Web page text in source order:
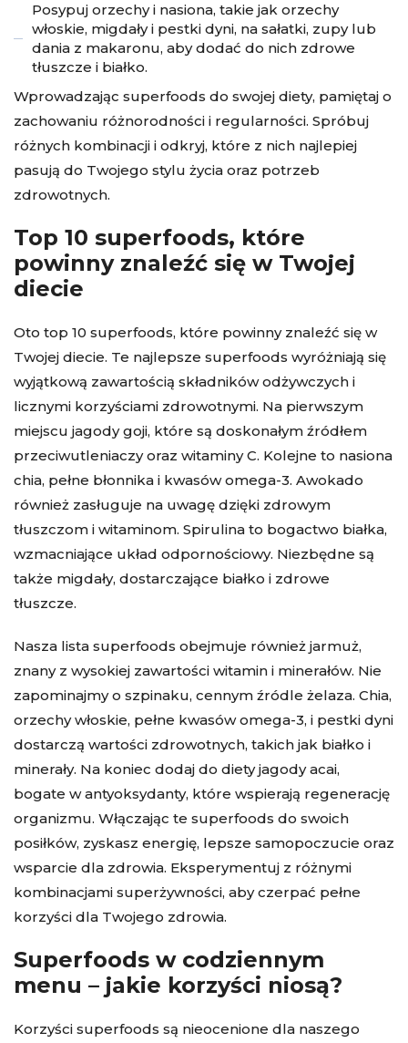
Posypuj orzechy i nasiona, takie jak orzechy
włoskie, migdały i pestki dyni, na sałatki, zupy lub
dania z makaronu, aby dodać do nich zdrowe
tłuszcze i białko.
Wprowadzając superfoods do swojej diety, pamiętaj o
zachowaniu różnorodności i regularności. Spróbuj
różnych kombinacji i odkryj, które z nich najlepiej
pasują do Twojego stylu życia oraz potrzeb
zdrowotnych.
Top 10 superfoods, które
powinny znaleźć się w Twojej
diecie
Oto top 10 superfoods, które powinny znaleźć się w
Twojej diecie. Te najlepsze superfoods wyróżniają się
wyjątkową zawartością składników odżywczych i
licznymi korzyściami zdrowotnymi. Na pierwszym
miejscu jagody goji, które są doskonałym źródłem
przeciwutleniaczy oraz witaminy C. Kolejne to nasiona
chia, pełne błonnika i kwasów omega-3. Awokado
również zasługuje na uwagę dzięki zdrowym
tłuszczom i witaminom. Spirulina to bogactwo białka,
wzmacniające układ odpornościowy. Niezbędne są
także migdały, dostarczające białko i zdrowe
tłuszcze.
Nasza lista superfoods obejmuje również jarmuż,
znany z wysokiej zawartości witamin i minerałów. Nie
zapominajmy o szpinaku, cennym źródle żelaza. Chia,
orzechy włoskie, pełne kwasów omega-3, i pestki dyni
dostarczą wartości zdrowotnych, takich jak białko i
minerały. Na koniec dodaj do diety jagody acai,
bogate w antyoksydanty, które wspierają regenerację
organizmu. Włączając te superfoods do swoich
posiłków, zyskasz energię, lepsze samopoczucie oraz
wsparcie dla zdrowia. Eksperymentuj z różnymi
kombinacjami superżywności, aby czerpać pełne
korzyści dla Twojego zdrowia.
Superfoods w codziennym
menu – jakie korzyści niosą?
Korzyści superfoods są nieocenione dla naszego